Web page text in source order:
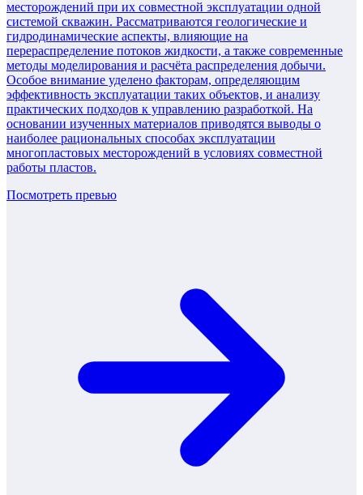
месторождений при их совместной эксплуатации одной
системой скважин. Рассматриваются геологические и
гидродинамические аспекты, влияющие на
перераспределение потоков жидкости, а также современные
методы моделирования и расчёта распределения добычи.
Особое внимание уделено факторам, определяющим
эффективность эксплуатации таких объектов, и анализу
практических подходов к управлению разработкой. На
основании изученных материалов приводятся выводы о
наиболее рациональных способах эксплуатации
многопластовых месторождений в условиях совместной
работы пластов.
Посмотреть превью